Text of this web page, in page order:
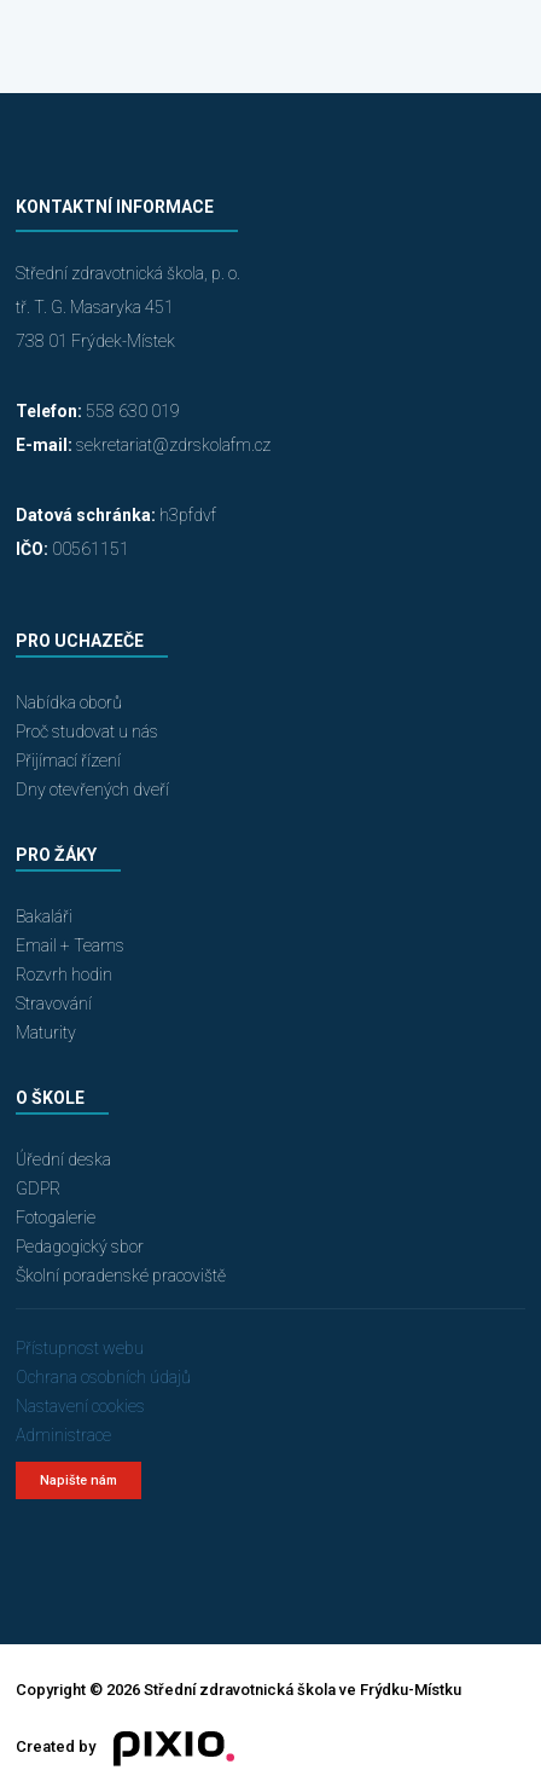
KONTAKTNÍ INFORMACE
Střední zdravotnická škola, p. o.
tř. T. G. Masaryka 451
738 01 Frýdek-Místek
Telefon: 558 630 019
E-mail: sekretariat@zdrskolafm.cz
Datová schránka: h3pfdvf
IČO: 00561151
PRO UCHAZEČE
Nabídka oborů
Proč studovat u nás
Přijímací řízení
Dny otevřených dveří
PRO ŽÁKY
Bakaláři
Email + Teams
Rozvrh hodin
Stravování
Maturity
O ŠKOLE
Úřední deska
GDPR
Fotogalerie
Pedagogický sbor
Školní poradenské pracoviště
Přístupnost webu
Ochrana osobních údajů
Nastavení cookies
Administrace
Napište nám
Copyright © 2026 Střední zdravotnická škola ve Frýdku-Místku
Created by